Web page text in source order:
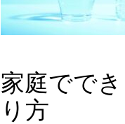
家庭でで
り方